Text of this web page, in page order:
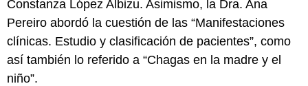
Constanza López Albizu. Asimismo, la Dra. Ana
Pereiro abordó la cuestión de las “Manifestaciones
clínicas. Estudio y clasificación de pacientes”, como
así también lo referido a “Chagas en la madre y el
niño”.